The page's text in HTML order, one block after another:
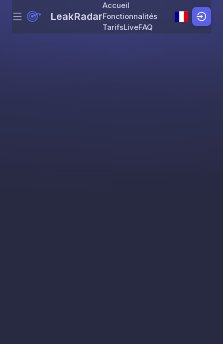
Skip to content
Menu LeakRadar
Accueil
Fonctionnalités
TarifsLiveFAQ